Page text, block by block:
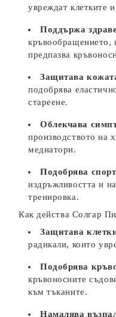
увреждат клетките
Поддържа
кръвообращението,
предпазва
Защитава
подобрява
стареене.
Облекчава
производството на
медиатори.
Подобрява
издръжливостта и
тренировка.
Как действа Солгар
Защитава
радикали, които
Подобрява
кръвоносните
към тъканите.
Намалява